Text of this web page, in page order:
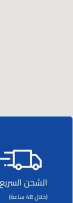
الشحن
(خلال 48 ساعة)